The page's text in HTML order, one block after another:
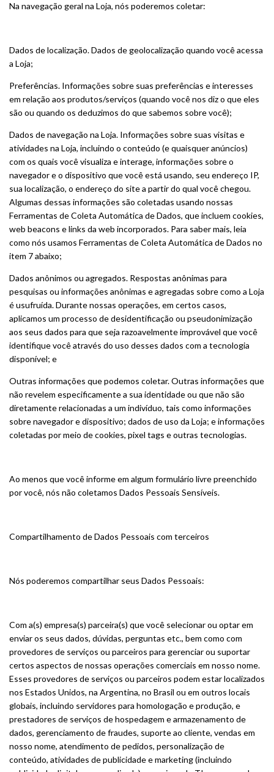
Na navegação geral na Loja, nós poderemos coletar:
Dados de localização. Dados de geolocalização quando você acessa
a Loja;
Preferências. Informações sobre suas preferências e interesses
em relação aos produtos/serviços (quando você nos diz o que eles
são ou quando os deduzimos do que sabemos sobre você);
Dados de navegação na Loja. Informações sobre suas visitas e
atividades na Loja, incluindo o conteúdo (e quaisquer anúncios)
com os quais você visualiza e interage, informações sobre o
navegador e o dispositivo que você está usando, seu endereço IP,
sua localização, o endereço do site a partir do qual você chegou.
Algumas dessas informações são coletadas usando nossas
Ferramentas de Coleta Automática de Dados, que incluem cookies,
web beacons e links da web incorporados. Para saber mais, leia
como nós usamos Ferramentas de Coleta Automática de Dados no
item 7 abaixo;
Dados anônimos ou agregados. Respostas anônimas para
pesquisas ou informações anônimas e agregadas sobre como a Loja
é usufruída. Durante nossas operações, em certos casos,
aplicamos um processo de desidentificação ou pseudonimização
aos seus dados para que seja razoavelmente improvável que você
identifique você através do uso desses dados com a tecnologia
disponível; e
Outras informações que podemos coletar. Outras informações que
não revelem especificamente a sua identidade ou que não são
diretamente relacionadas a um indivíduo, tais como informações
sobre navegador e dispositivo; dados de uso da Loja; e informações
coletadas por meio de cookies, pixel tags e outras tecnologias.
Ao menos que você informe em algum formulário livre preenchido
por você, nós não coletamos Dados Pessoais Sensíveis.
Compartilhamento de Dados Pessoais com terceiros
Nós poderemos compartilhar seus Dados Pessoais:
Com a(s) empresa(s) parceira(s) que você selecionar ou optar em
enviar os seus dados, dúvidas, perguntas etc., bem como com
provedores de serviços ou parceiros para gerenciar ou suportar
certos aspectos de nossas operações comerciais em nosso nome.
Esses provedores de serviços ou parceiros podem estar localizados
nos Estados Unidos, na Argentina, no Brasil ou em outros locais
globais, incluindo servidores para homologação e produção, e
prestadores de serviços de hospedagem e armazenamento de
dados, gerenciamento de fraudes, suporte ao cliente, vendas em
nosso nome, atendimento de pedidos, personalização de
conteúdo, atividades de publicidade e marketing (incluindo